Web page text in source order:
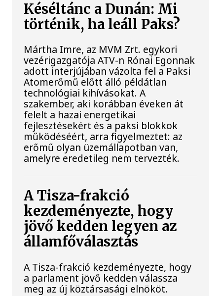
Késéltánc a Dunán: Mi
történik, ha leáll Paks?
Mártha Imre, az MVM Zrt. egykori
vezérigazgatója ATV-n Rónai Egonnak
adott interjújában vázolta fel a Paksi
Atomerőmű előtt álló példátlan
technológiai kihívásokat. A
szakember, aki korábban éveken át
felelt a hazai energetikai
fejlesztésekért és a paksi blokkok
működéséért, arra figyelmeztet: az
erőmű olyan üzemállapotban van,
amelyre eredetileg nem tervezték.
A Tisza-frakció
kezdeményezte, hogy
jövő kedden legyen az
államfőválasztás
A Tisza-frakció kezdeményezte, hogy
a parlament jövő kedden válassza
meg az új köztársasági elnököt.